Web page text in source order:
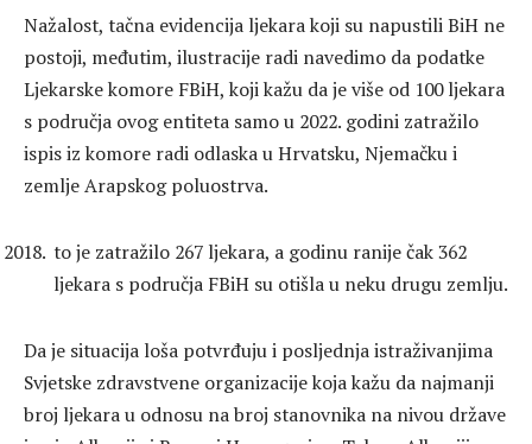
Nažalost, tačna evidencija ljekara koji su napustili BiH ne
postoji, međutim, ilustracije radi navedimo da podatke
Ljekarske komore FBiH, koji kažu da je više od 100 ljekara
s područja ovog entiteta samo u 2022. godini zatražilo
ispis iz komore radi odlaska u Hrvatsku, Njemačku i
zemlje Arapskog poluostrva.
to je zatražilo 267 ljekara, a godinu ranije čak 362
ljekara s područja FBiH su otišla u neku drugu zemlju.
Da je situacija loša potvrđuju i posljednja istraživanjima
Svjetske zdravstvene organizacije koja kažu da najmanji
broj ljekara u odnosu na broj stanovnika na nivou države